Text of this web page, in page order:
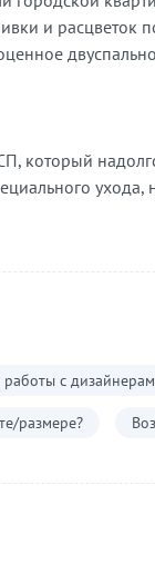
и
который
с
размере?